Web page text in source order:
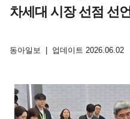
차세대 시장 선점 선언
동아일보 업데이트 2026.06.02